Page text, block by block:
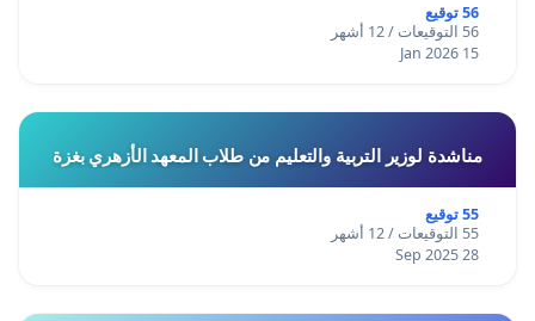
56 توقيع
56 التوقيعات / 12 أشهر
15 Jan 2026
مناشدة لوزير التربية والتعليم من طلاب المعهد الأزهري بغزة
55 توقيع
55 التوقيعات / 12 أشهر
28 Sep 2025